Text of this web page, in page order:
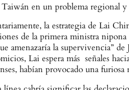
en un problema regional y
la estrategia de Lai
de la primera ministra
amenazaría la supervivencia”
Lai espera más señales
habían provocado una